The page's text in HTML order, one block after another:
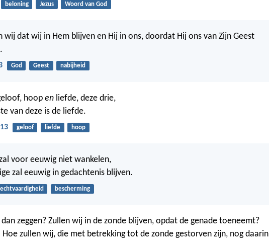
beloning Jezus Woord van God
wij dat wij in Hem blijven en Hij in ons, doordat Hij ons van Zijn Geest
God Geest nabijheid
hoop en liefde, deze drie,
van deze is de liefde.
geloof liefde hoop
voor eeuwig niet wankelen,
zal eeuwig in gedachtenis blijven.
bescherming
zeggen? Zullen wij in de zonde blijven, opdat de genade toeneemt?
zullen wij, die met betrekking tot de zonde gestorven zijn, nog daarin